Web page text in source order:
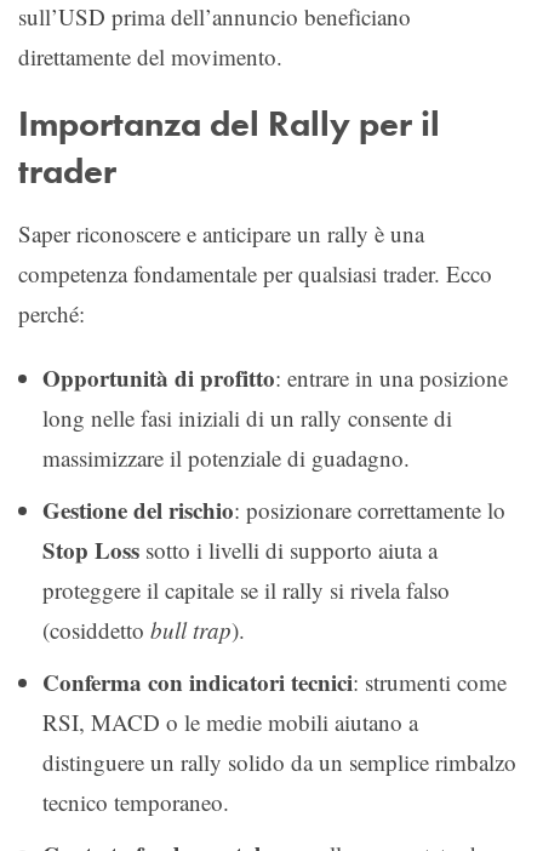
sull’USD prima dell’annuncio beneficiano
direttamente del movimento.
Importanza del Rally per il
trader
Saper riconoscere e anticipare un rally è una
competenza fondamentale per qualsiasi trader. Ecco
perché:
Opportunità di profitto: entrare in una posizione
long nelle fasi iniziali di un rally consente di
massimizzare il potenziale di guadagno.
Gestione del rischio: posizionare correttamente lo
Stop Loss sotto i livelli di supporto aiuta a
proteggere il capitale se il rally si rivela falso
(cosiddetto bull trap).
Conferma con indicatori tecnici: strumenti come
RSI, MACD o le medie mobili aiutano a
distinguere un rally solido da un semplice rimbalzo
tecnico temporaneo.